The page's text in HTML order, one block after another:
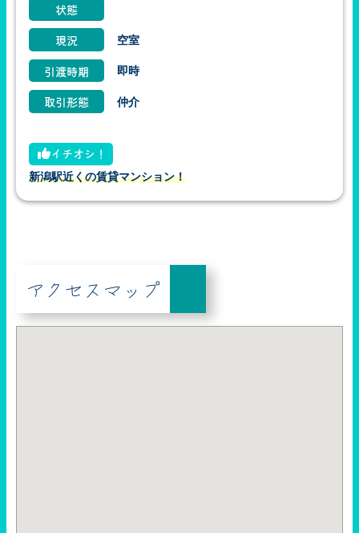
状態
現況 空室
引渡時期 即時
取引形態 仲介
イチオシ！
新潟駅近くの賃貸マンション！
アクセスマップ